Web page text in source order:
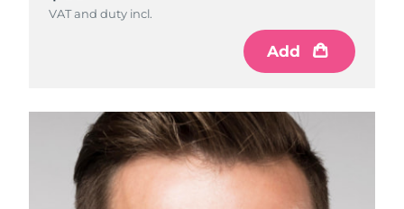
VAT and duty incl.
Add
VAT and duty incl.
Add
VAT and duty incl.
Add